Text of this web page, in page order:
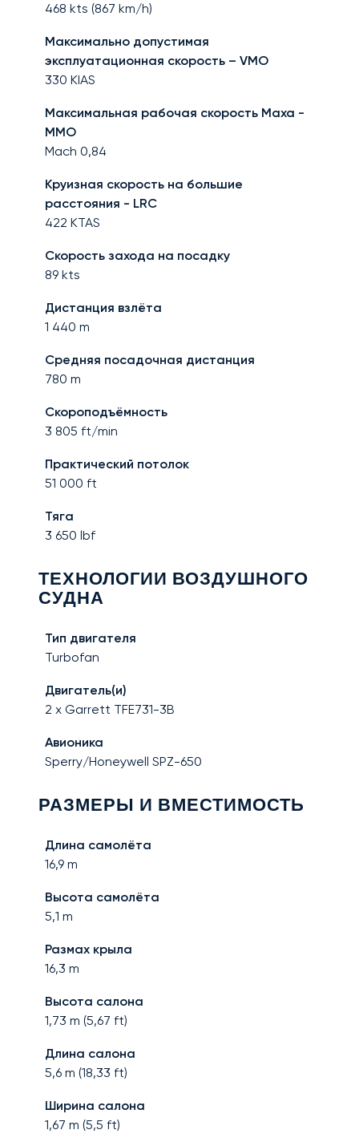
468 kts (867 km/h)
Максимально допустимая
эксплуатационная скорость – VMO
330 KIAS
Максимальная рабочая скорость Маха -
MMO
Mach 0,84
Круизная скорость на большие
расстояния - LRC
422 KTAS
Скорость захода на посадку
89 kts
Дистанция взлёта
1 440 m
Средняя посадочная дистанция
780 m
Скороподъёмность
3 805 ft/min
Практический потолок
51 000 ft
Тяга
3 650 lbf
ТЕХНОЛОГИИ ВОЗДУШНОГО
СУДНА
Тип двигателя
Turbofan
Двигатель(и)
2 x Garrett TFE731-3B
Авионика
Sperry/Honeywell SPZ-650
РАЗМЕРЫ И ВМЕСТИМОСТЬ
Длина самолёта
16,9 m
Высота самолёта
5,1 m
Размах крыла
16,3 m
Высота салона
1,73 m (5,67 ft)
Длина салона
5,6 m (18,33 ft)
Ширина салона
1,67 m (5,5 ft)